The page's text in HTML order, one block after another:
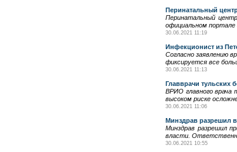
Перинатальный
Перинатальный
официальном портале
30.06.2021 11:19
Инфекционист из
Согласно заявлению
фиксируется все
30.06.2021 11:13
Главврачи тульских
ВРИО главного врача
высоком риске
30.06.2021 11:06
Минздрав разрешил
Минздрав разрешил
власти.
30.06.2021 10:55